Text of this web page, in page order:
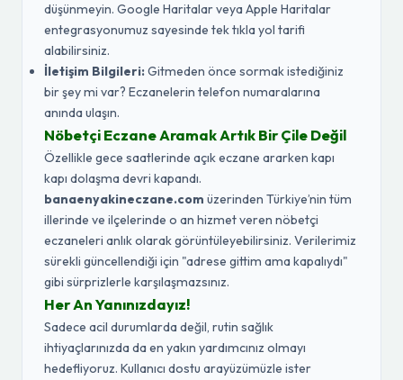
düşünmeyin. Google Haritalar veya Apple Haritalar
entegrasyonumuz sayesinde tek tıkla yol tarifi
alabilirsiniz.
İletişim Bilgileri:Gitmeden önce sormak istediğiniz
bir şey mi var? Eczanelerin telefon numaralarına
anında ulaşın.
Nöbetçi Eczane Aramak Artık Bir Çile Değil
Özellikle gece saatlerinde açık eczane ararken kapı
kapı dolaşma devri kapandı.
banaenyakineczane.com üzerinden Türkiye’nin tüm
illerinde ve ilçelerinde o an hizmet veren nöbetçi
eczaneleri anlık olarak görüntüleyebilirsiniz. Verilerimiz
sürekli güncellendiği için "adrese gittim ama kapalıydı"
gibi sürprizlerle karşılaşmazsınız.
Her An Yanınızdayız!
Sadece acil durumlarda değil, rutin sağlık
ihtiyaçlarınızda da en yakın yardımcınız olmayı
hedefliyoruz. Kullanıcı dostu arayüzümüzle ister